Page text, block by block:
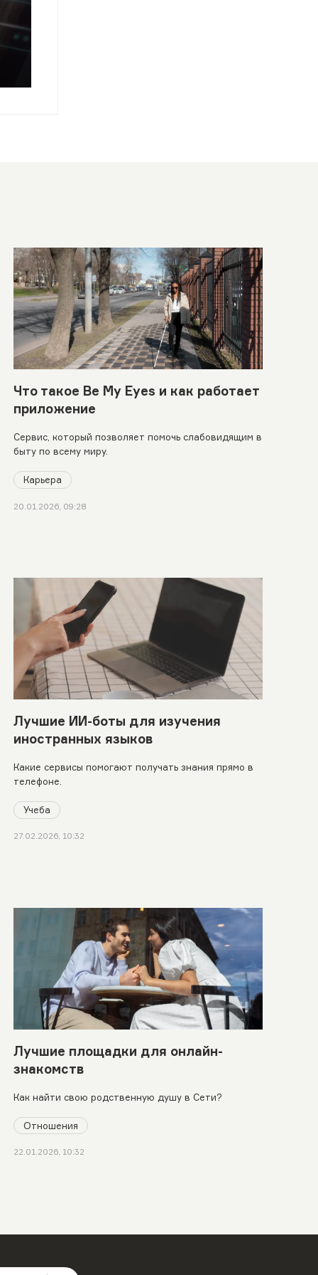
Что такое Be My Eyes и как работает
приложение
Сервис, который позволяет помочь слабовидящим в
быту по всему миру.
Карьера
20.01.2026, 09:28
Лучшие ИИ-боты для изучения
иностранных языков
Какие сервисы помогают получать знания прямо в
телефоне.
Учеба
27.02.2026, 10:32
Лучшие площадки для онлайн-
знакомств
Как найти свою родственную душу в Сети?
Отношения
22.01.2026, 10:32